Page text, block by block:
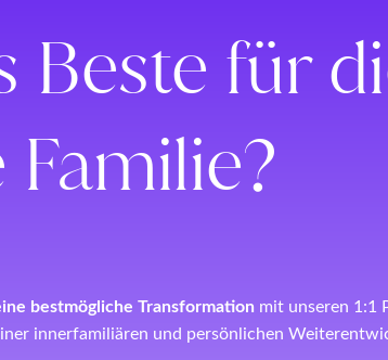
Beste für
Familie?
bestmögliche Transformation mit unseren 1:1
innerfamiliären und persönlichen